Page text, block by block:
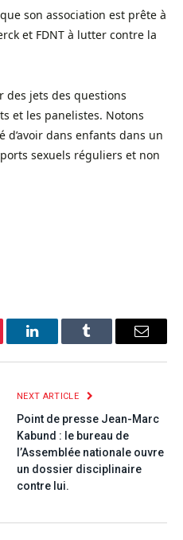
son association est prête à
et FDNT à lutter contre la
des jets des questions
et les panelistes. Notons
d’avoir dans enfants dans un
sexuels réguliers et non
LinkedInTumblr Email
NEXT ARTICLE
Point de presse Jean-Marc
Kabund : le bureau de
l’Assemblée nationale ouvre
un dossier disciplinaire
contre lui.